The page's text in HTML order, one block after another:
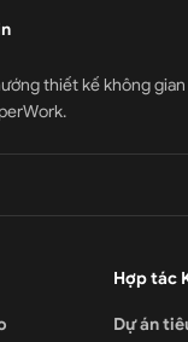
thiết kế không gian
Hợp tác
Dự án